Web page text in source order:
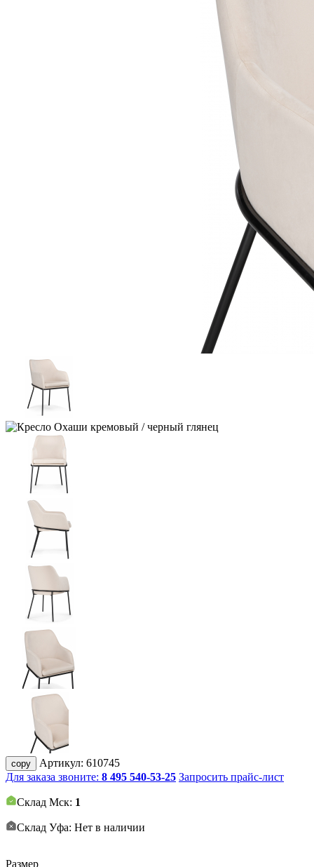
copy Артикул: 610745
Для заказа звоните: 8 495 540-53-25 Запросить прайс-лист
Склад Мск: 1
Склад Уфа: Нет в наличии
Размер